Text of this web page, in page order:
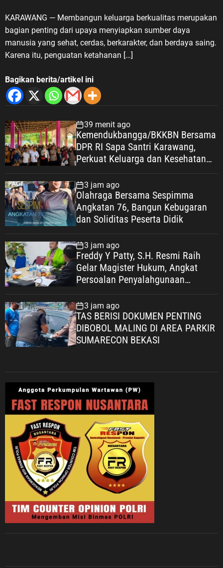
KARAWANG — Membangun keluarga berkualitas merupakan
bagian penting dari upaya menyiapkan sumber daya
manusia yang sehat, cerdas, berkarakter, dan berdaya saing.
Karena itu, penguatan ketahanan […]
Bagikan berita/artikel ini
39 menit ago
Kemendukbangga/BKKBN Bersama
DPR RI Sapa Santri Karawang,
Perkuat Keluarga dan Kesehatan
3 jam ago
Olahraga Bersama Sespimma
Angkatan 76, Bangun Kebugaran
dan Soliditas Peserta Didik
3 jam ago
Freddy Y Patty, S.H. Resmi Raih
Gelar Magister Hukum, Angkat
Persoalan Penyalahgunaan
Tanah
3 jam ago
TAS BERISI DOKUMEN PENTING
DIBOBOL MALING DI AREA PARKIR
SUMARECON BEKASI